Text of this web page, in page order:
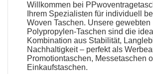
Willkommen bei
Ihrem Spezialisten für individuell
Woven Taschen. Unsere gewebten
Polypropylen-Taschen sind die
Kombination aus Stabilität,
Nachhaltigkeit – perfekt als
Promotiontaschen, Messetaschen
Einkaufstaschen.